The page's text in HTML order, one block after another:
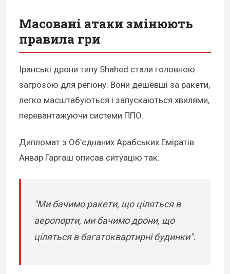
Масовані атаки змінюють
правила гри
Іранські дрони типу Shahed стали головною
загрозою для регіону. Вони дешевші за ракети,
легко масштабуються і запускаються хвилями,
перевантажуючи системи ППО.
Дипломат з Об’єднаних Арабських Еміратів
Анвар Гаргаш описав ситуацію так:
"Ми бачимо ракети, що ціляться в
аеропорти, ми бачимо дрони, що
ціляться в багатоквартирні будинки".